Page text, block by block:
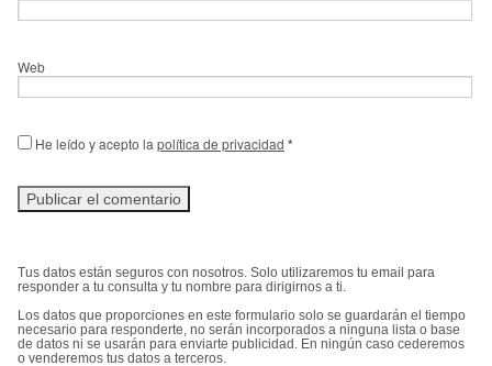
Web
He leído y acepto la política de privacidad *
Tus datos están seguros con nosotros. Solo utilizaremos tu email para
responder a tu consulta y tu nombre para dirigirnos a ti.
Los datos que proporciones en este formulario solo se guardarán el tiempo
necesario para responderte, no serán incorporados a ninguna lista o base
de datos ni se usarán para enviarte publicidad. En ningún caso cederemos
o venderemos tus datos a terceros.